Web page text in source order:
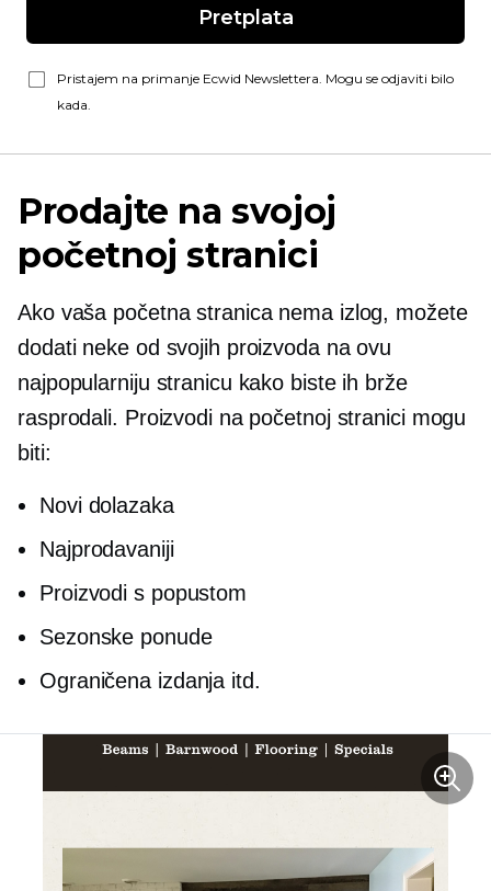
Pretplata
Pristajem na primanje Ecwid Newslettera. Mogu se odjaviti bilo
kada.
Prodajte na svojoj
početnoj stranici
Ako vaša početna stranica nema izlog, možete
dodati neke od svojih proizvoda na ovu
najpopularniju stranicu kako biste ih brže
rasprodali. Proizvodi na početnoj stranici mogu
biti:
Novi dolazaka
Najprodavaniji
Proizvodi s popustom
Sezonske ponude
Ograničena izdanja itd.